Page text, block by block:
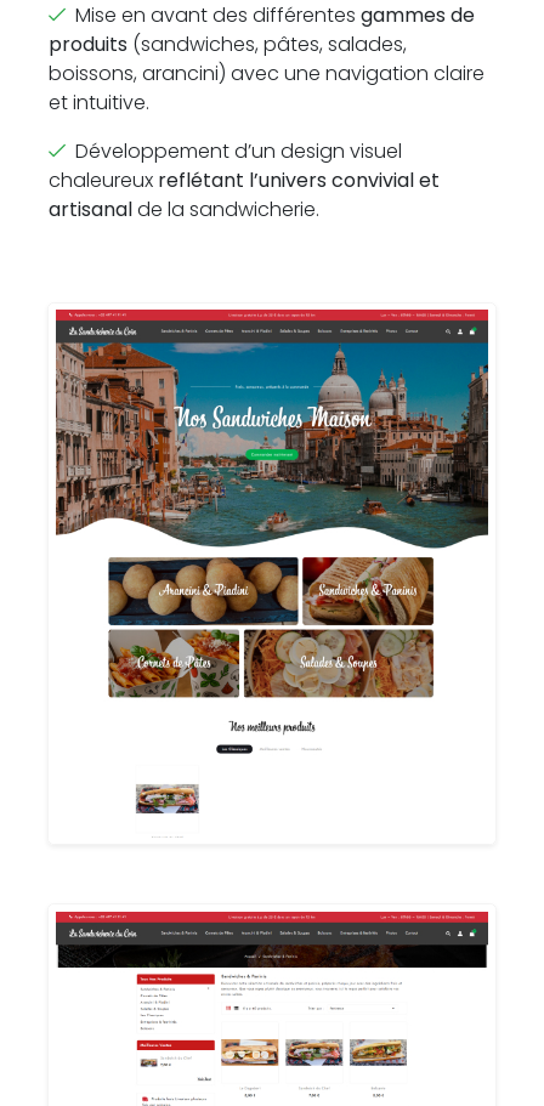
Mise en avant des différentes gammes de
produits (sandwiches, pâtes, salades,
boissons, arancini) avec une navigation claire
et intuitive.
Développement d’un design visuel
chaleureux reflétant l’univers convivial et
artisanalde la sandwicherie.